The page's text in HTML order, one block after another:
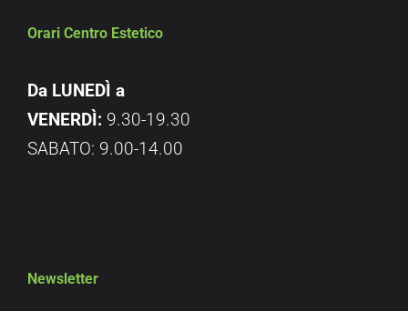
Orari Centro Estetico
Da LUNEDÌ a
VENERDÌ: 9.30-19.30
SABATO: 9.00-14.00
Newsletter